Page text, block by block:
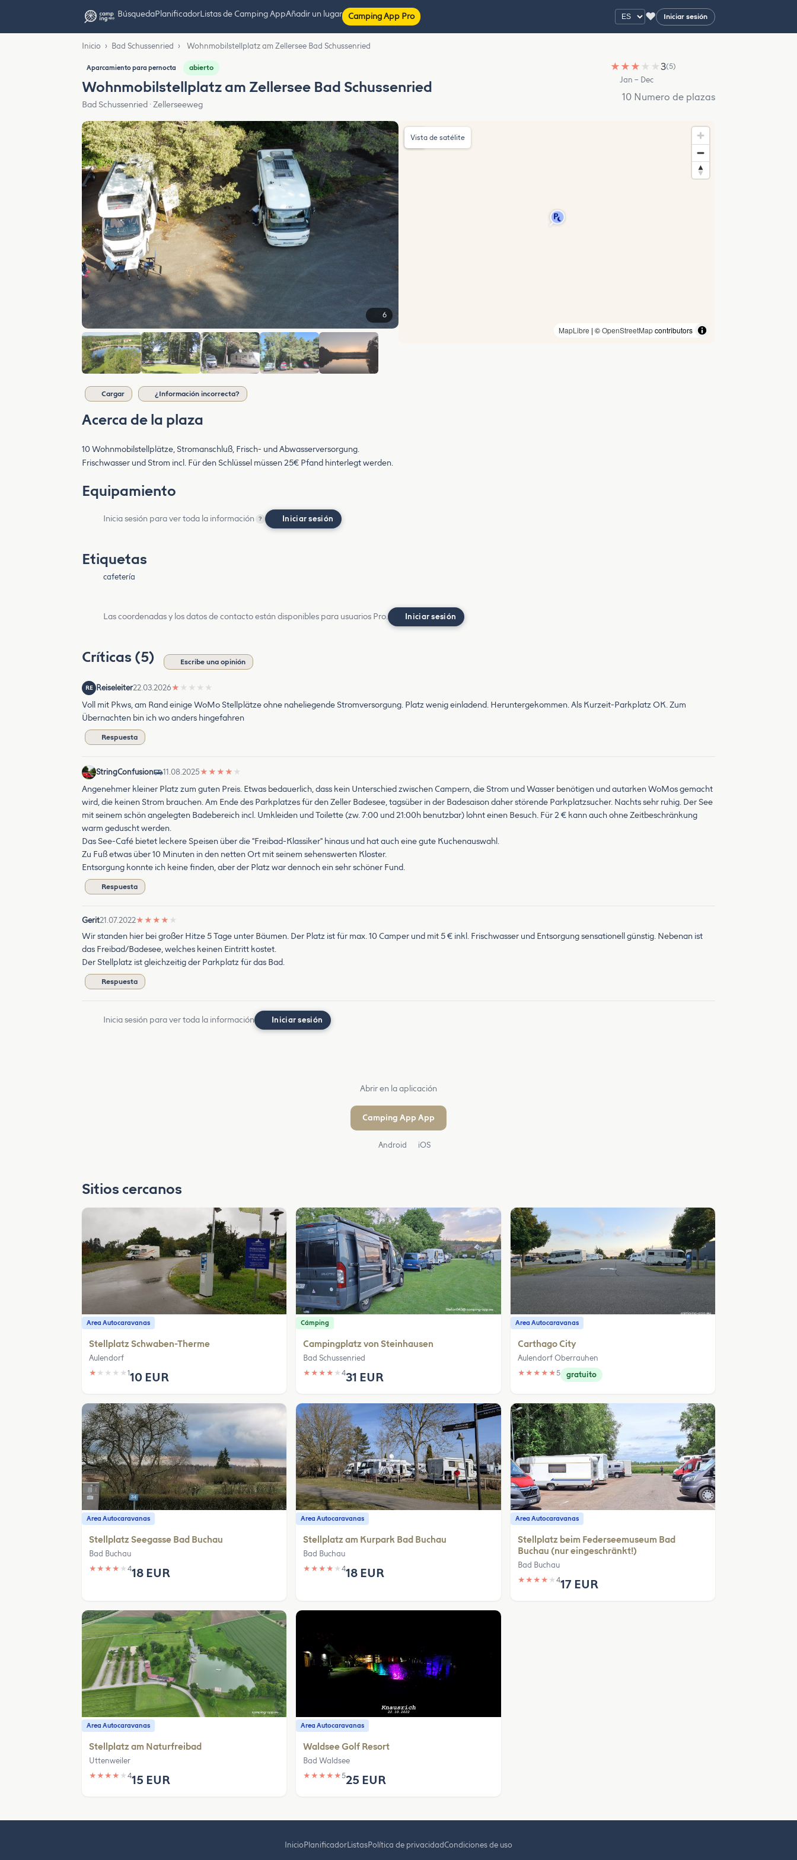
BúsquedaPlanificadorListas de Camping AppAñadir un lugar Camping App Pro ♥ Iniciar sesión
Inicio › Bad Schussenried › Wohnmobilstellplatz am Zellersee Bad Schussenried
Aparcamiento para pernocta abierto
Wohnmobilstellplatz am Zellersee Bad Schussenried
Bad Schussenried · Zellerseeweg
★ ★ ★ ★ ★3(5)
Jan – Dec
10 Numero de plazas
6
MapLibre | ©OpenStreetMapcontributors
Vista de satélite
Cargar ¿Información incorrecta?
Acerca de la plaza
10 Wohnmobilstellplätze, Stromanschluß, Frisch- und Abwasserversorgung.
Frischwasser und Strom incl. Für den Schlüssel müssen 25€ Pfand hinterlegt werden.
Equipamiento
Inicia sesión para ver toda la información ? Iniciar sesión
Etiquetas
cafetería
Las coordenadas y los datos de contacto están disponibles para usuarios Pro. Iniciar sesión
Críticas (5) Escribe una opinión
RE Reiseleiter22.03.2026★ ★ ★ ★ ★
Voll mit Pkws, am Rand einige WoMo Stellplätze ohne naheliegende Stromversorgung. Platz wenig einladend. Heruntergekommen. Als Kurzeit-Parkplatz OK. Zum
Übernachten bin ich wo anders hingefahren
Respuesta
StringConfusion 11.08.2025★ ★ ★ ★ ★
Angenehmer kleiner Platz zum guten Preis. Etwas bedauerlich, dass kein Unterschied zwischen Campern, die Strom und Wasser benötigen und autarken WoMos gemacht
wird, die keinen Strom brauchen. Am Ende des Parkplatzes für den Zeller Badesee, tagsüber in der Badesaison daher störende Parkplatzsucher. Nachts sehr ruhig. Der See
mit seinem schön angelegten Badebereich incl. Umkleiden und Toilette (zw. 7:00 und 21:00h benutzbar) lohnt einen Besuch. Für 2 € kann auch ohne Zeitbeschränkung
warm geduscht werden.
Das See-Café bietet leckere Speisen über die "Freibad-Klassiker" hinaus und hat auch eine gute Kuchenauswahl.
Zu Fuß etwas über 10 Minuten in den netten Ort mit seinem sehenswerten Kloster.
Entsorgung konnte ich keine finden, aber der Platz war dennoch ein sehr schöner Fund.
Respuesta
Gerit21.07.2022★ ★ ★ ★ ★
Wir standen hier bei großer Hitze 5 Tage unter Bäumen. Der Platz ist für max. 10 Camper und mit 5 € inkl. Frischwasser und Entsorgung sensationell günstig. Nebenan ist
das Freibad/Badesee, welches keinen Eintritt kostet.
Der Stellplatz ist gleichzeitig der Parkplatz für das Bad.
Respuesta
Inicia sesión para ver toda la información Iniciar sesión
Abrir en la aplicación
Camping App App
Android iOS
Sitios cercanos
Area Autocaravanas
Stellplatz Schwaben-Therme
Aulendorf
★ ★ ★ ★ ★ 110 EUR
Cámping
Campingplatz von Steinhausen
Bad Schussenried
★ ★ ★ ★ ★431 EUR
Area Autocaravanas
Carthago City
Aulendorf Oberrauhen
★ ★ ★ ★ ★5 gratuito
Area Autocaravanas
Stellplatz Seegasse Bad Buchau
Bad Buchau
★ ★ ★ ★ ★ 418 EUR
Area Autocaravanas
Stellplatz am Kurpark Bad Buchau
Bad Buchau
★ ★ ★ ★ ★418 EUR
Area Autocaravanas
Stellplatz beim Federseemuseum Bad
Buchau (nur eingeschränkt!)
Bad Buchau
★ ★ ★ ★ ★ 417 EUR
Area Autocaravanas
Stellplatz am Naturfreibad
Uttenweiler
★ ★ ★ ★ ★ 415 EUR
Area Autocaravanas
Waldsee Golf Resort
Bad Waldsee
★ ★ ★ ★ ★525 EUR
Inicio PlanificadorListasPolítica de privacidadCondiciones de uso